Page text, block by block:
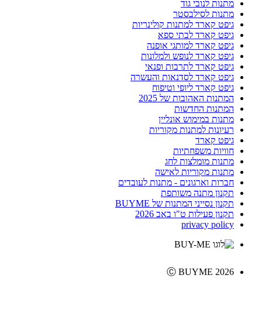
מתנות לנובי גוד
מתנות לסילבסטר
גיפט קארד למתנות קולינריות
גיפט קארד לבתי ספא
גיפט קארד למותגי אופנה
גיפט קארד לנופש ולמלונות
גיפט קארד לתרבות ופנאי
גיפט קארד לסדנאות והעשרה
גיפט קארד ליופי וטיפוח
המתנות האהובות של 2025
המתנות החדשות
מתנות במימוש אונליין
רעיונות למתנות מקוריות
גיפט קארד
חוויות משפחתיות
מתנות מומלצות לחג
מתנות מקוריות לאישה
חברות וארגונים - מתנות לעובדים
תקנון מתנה משותפת
תקנון נסייני המתנות של BUYME
תקנון פעילות ט"ו באב 2026
privacy policy
Ⓒ BUYME 2026